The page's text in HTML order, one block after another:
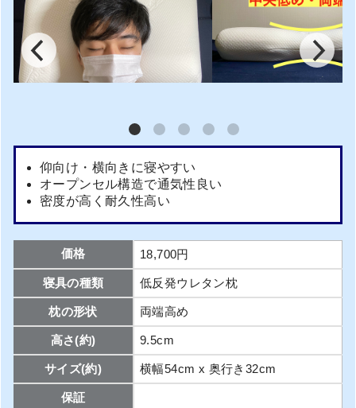
仰向け・横向きに寝やすい
オープンセル構造で通気性良い
密度が高く耐久性高い
価格 18,700円
寝具の種類 低反発ウレタン枕
枕の形状 両端高め
高さ(約) 9.5cm
サイズ(約) 横幅54cm x 奥行き32cm
保証